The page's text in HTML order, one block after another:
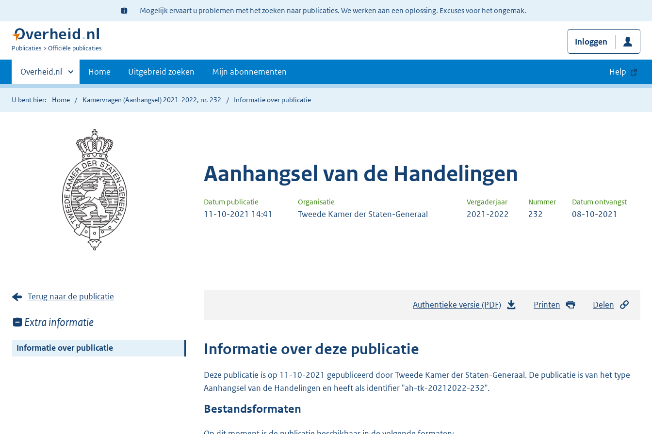
Ter
informatie:
Mogelijk ervaart u problemen met het zoeken naar publicaties. We werken aan een oplossing. Excuses voor het ongemak.
U
Publicaties Officiële publicaties
Inloggen
Primaire
navigatie
Andere
sites
binnen
Overheid.nl Home Uitgebreid zoeken Mijn abonnementen Help
U bent hier: Home Kamervragen (Aanhangsel) 2021-2022, nr. 232 Informatie over publicatie
Aanhangsel van de Handelingen
Datum publicatie Organisatie Vergaderjaar Nummer Datum ontvangst
11-10-2021 14:41 Tweede Kamer der Staten-Generaal 2021-2022 232 08-10-2021
Terug naar de publicatie
Toon
van:
Extra informatie
Informatie over publicatie
Authentieke versie (PDF) Printen Delen
Informatie over deze publicatie
Deze publicatie is op 11-10-2021 gepubliceerd door Tweede Kamer der Staten-Generaal. De publicatie is van het type
Aanhangsel van de Handelingen en heeft als identifier "ah-tk-20212022-232".
Bestandsformaten